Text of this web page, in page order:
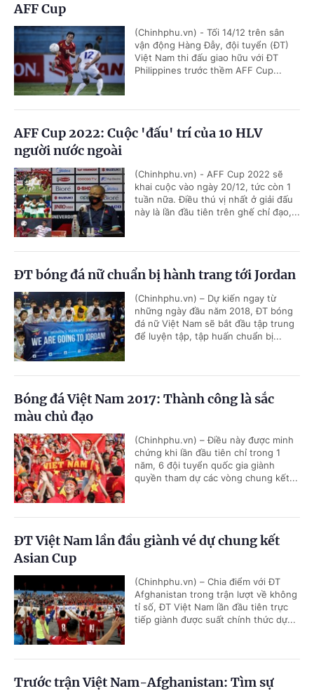
AFF Cup
(Chinhphu.vn) - Tối 14/12 trên sân
vận động Hàng Đẫy, đội tuyển (ĐT)
Việt Nam thi đấu giao hữu với ĐT
Philippines trước thềm AFF Cup...
AFF Cup 2022: Cuộc 'đấu' trí của 10 HLV
người nước ngoài
(Chinhphu.vn) - AFF Cup 2022 sẽ
khai cuộc vào ngày 20/12, tức còn 1
tuần nữa. Điều thú vị nhất ở giải đấu
này là lần đầu tiên trên ghế chỉ đạo,...
ĐT bóng đá nữ chuẩn bị hành trang tới Jordan
(Chinhphu.vn) – Dự kiến ngay từ
những ngày đầu năm 2018, ĐT bóng
đá nữ Việt Nam sẽ bắt đầu tập trung
để luyện tập, tập huấn chuẩn bị...
Bóng đá Việt Nam 2017: Thành công là sắc
màu chủ đạo
(Chinhphu.vn) – Điều này được minh
chứng khi lần đầu tiên chỉ trong 1
năm, 6 đội tuyển quốc gia giành
quyền tham dự các vòng chung kết...
ĐT Việt Nam lần đầu giành vé dự chung kết
Asian Cup
(Chinhphu.vn) – Chia điểm với ĐT
Afghanistan trong trận lượt về không
tỉ số, ĐT Việt Nam lần đầu tiên trực
tiếp giành được suất chính thức dự...
Trước trận Việt Nam-Afghanistan: Tìm sự